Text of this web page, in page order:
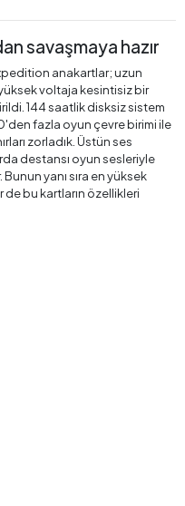
savaşmaya hazır
anakartlar; uzun
voltaja kesintisiz bir
144 saatlik disksiz sistem
fazla oyun çevre birimi ile
zorladık. Üstün ses
destansı oyun sesleriyle
yanı sıra en yüksek
de bu kartların özellikleri